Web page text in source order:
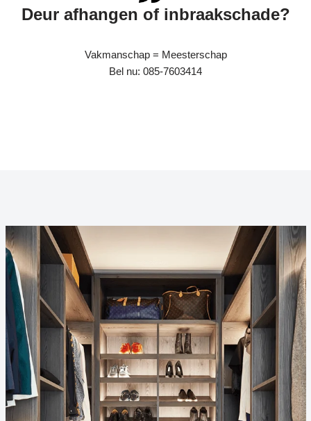
Deur afhangen of inbraakschade?
Vakmanschap = Meesterschap
Bel nu: 085-7603414